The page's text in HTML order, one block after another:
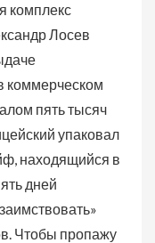
комплекс
Лосев
коммерческом
пять тысяч
упаковал
находящийся в
дней
Чтобы пропажу